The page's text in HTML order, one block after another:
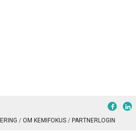
OM KEMIFOKUS PARTNERLOGIN